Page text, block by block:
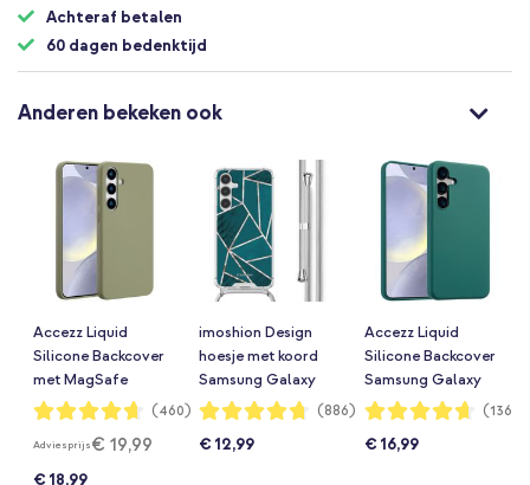
Achteraf betalen
60 dagen bedenktijd
Anderen bekeken ook
Accezz Liquid
Silicone Backcover
met MagSafe
Samsung Galaxy
Green
Waardering:
93%
(460)
Adviesprijs€ 19,99
€ 18,99
imoshion Design
hoesje met koord
Samsung Galaxy
S24 Plus - Petrol
Waardering:
94%
(886)
€ 12,99
Accezz Liquid
Silicone Backcover
Samsung Galaxy
S24 Plus -
Waardering:
93%
(1365)
€ 16,99